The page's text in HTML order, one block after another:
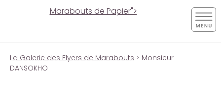
Marabouts de Papier">
La Galerie des Flyers de Marabouts > Monsieur
DANSOKHO